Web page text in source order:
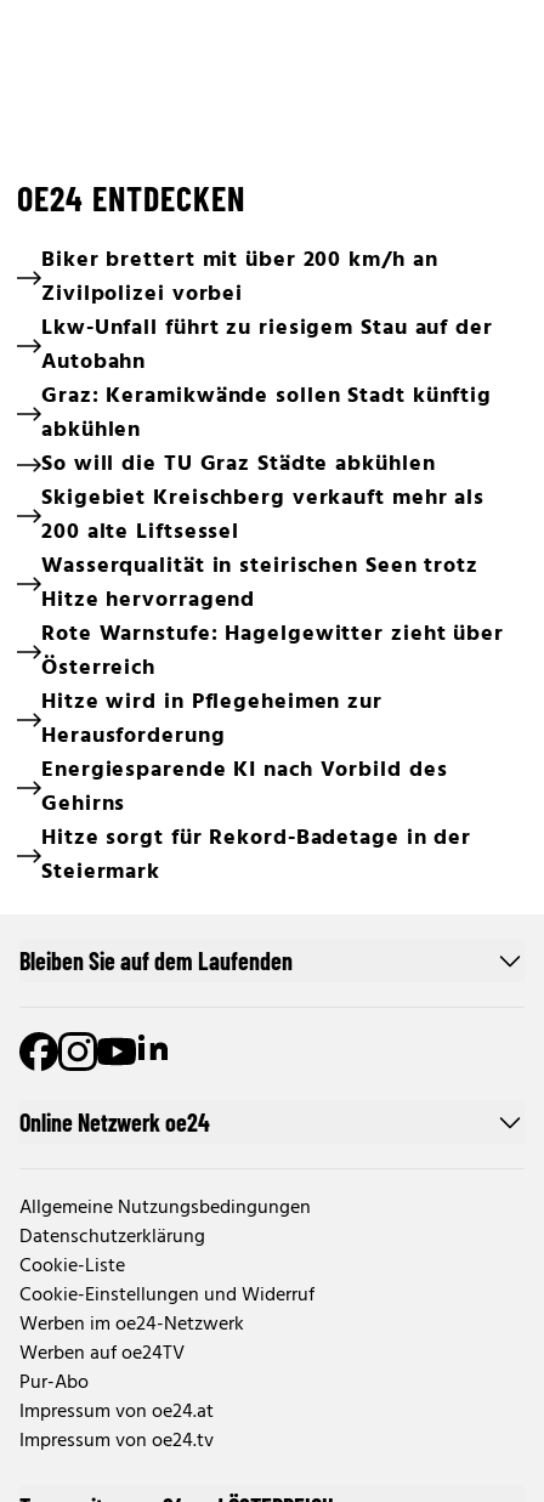
OE24 ENTDECKEN
Biker brettert mit über 200 km/h an
Zivilpolizei vorbei
Lkw-Unfall führt zu riesigem Stau auf der
Autobahn
Graz: Keramikwände sollen Stadt künftig
abkühlen
So will die TU Graz Städte abkühlen
Skigebiet Kreischberg verkauft mehr als
200 alte Liftsessel
Wasserqualität in steirischen Seen trotz
Hitze hervorragend
Rote Warnstufe: Hagelgewitter zieht über
Österreich
Hitze wird in Pflegeheimen zur
Herausforderung
Energiesparende KI nach Vorbild des
Gehirns
Hitze sorgt für Rekord-Badetage in der
Steiermark
Online Netzwerk oe24
Allgemeine Nutzungsbedingungen
Datenschutzerklärung
Cookie-Liste
Cookie-Einstellungen und Widerruf
Werben im oe24-Netzwerk
Werben auf oe24TV
Pur-Abo
Impressum von oe24.at
Impressum von oe24.tv
Bleiben Sie auf dem Laufenden